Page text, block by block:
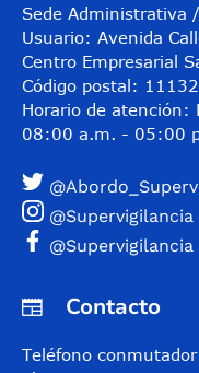
Sede Administrativa
Usuario: Avenida
Centro Empresarial
Código postal:
Horario de atención:
08:00 a.m. - 05:00
@Supervigilancia
@Supervigilancia
Contacto
Teléfono